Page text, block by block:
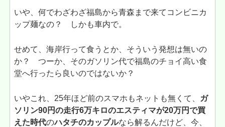
いや、何でわざわざ福島から青森まで来てコンビニカ
ップ麺なの？ しかも車内で。
せめて、海岸行って食うとか、そういう発想は無いの
か？ つーか、そのガソリン代で福島のチョイ高い食
堂へ行ったら良いのではないか？
いやこれ、25年ほど前のスマホもネットも無くて、
ガ
ソリン90円の走行6万キロのエスティマが20万円で買
えた時代のハタチのカップルなら解るんだけど、今、